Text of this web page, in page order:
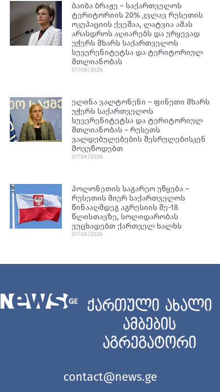
ბაიბა ბრაჟე – საქართველოს
ტერიტორიის 20% კვლავ რუსეთის
ოკუპაციის ქვეშაა, ლატვია ამას
არასდროს აღიარებს და ურყევად
უჭერს მხარს საქართველოს
სუვერენიტეტსა და ტერიტორიულ
მთლიანობას
07/08/2026
ელინა ვალტონენი – ფინეთი მხარს
უჭერს საქართველოს
სუვერენიტეტსა და ტერიტორიულ
მთლიანობას – რუსეთს
ვალდებულებების შესრულებისკენ
მოვუწოდებთ
07/08/2026
პოლონეთის საგარეო უწყება –
რუსეთის მიერ საქართველოს
წინააღმდეგ აგრესიის მე-18
წლისთავზე, სოლიდარობას
ვუცხადებთ ქართველ ხალხს
07/08/2026
ქართული ახალი
ამბების
აგრეგატორი
contact@news.ge